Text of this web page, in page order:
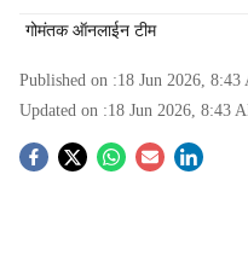
गोमंतक ऑनलाईन टीम
Published on :18 Jun 2026, 8:43
Updated on :18 Jun 2026, 8:43
S